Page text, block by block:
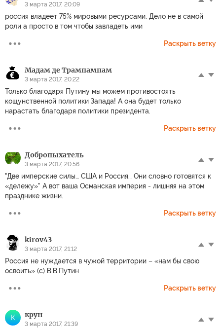
3 марта 2017, 20:09
россия владеет 75% мировыми ресурсами. Дело не в самой
роли а просто в том чтобы завладеть ими
Раскрыть ветку
Мадам де Трампампам
3 марта 2017, 20:22
Только благодаря Путину мы можем противостоять
кощунственной политики Запада! А она будет только
нарастать благодаря политики президента.
Раскрыть ветку
Добропыхатель
3 марта 2017, 20:56
"Две имперские силы… США и Россия… Они словно готовятся к
«дележу»" А вот ваша Османская империя - лишняя на этом
празднике жизни.
Раскрыть ветку
kirov43
3 марта 2017, 21:12
Россия не нуждается в чужой территории – «нам бы свою
освоить» (с) В.В.Путин
Раскрыть ветку
К крун
3 марта 2017, 21:39